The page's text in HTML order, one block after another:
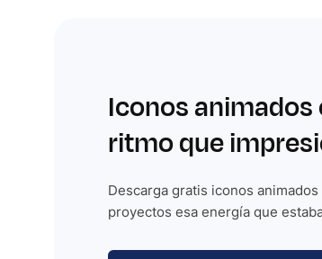
Iconos
ritmo que
Descarga gratis iconos
proyectos esa energía que